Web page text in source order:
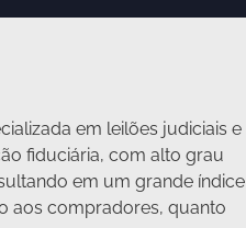
em leilões judiciais e
fiduciária, com alto grau
em um grande índice
aos compradores, quanto